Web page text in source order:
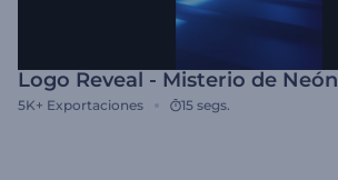
Logo Reveal - Misterio de Neón
5K+ Exportaciones 15 segs.